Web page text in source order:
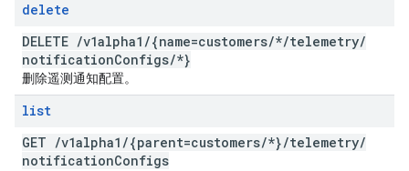
delete
DELETE /v1alpha1 /{name=customers/*/telemetry/
notificationConfigs/*}
删除遥测通知配置。
list
GET /v1alpha1 /{parent=customers/*}/telemetry/
notificationConfigs